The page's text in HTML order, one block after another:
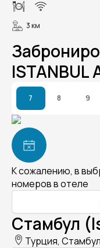
3 км
ISTANBUL
7 8 9
К сожалению, в
номеров в отеле
Стамбул
Турция,